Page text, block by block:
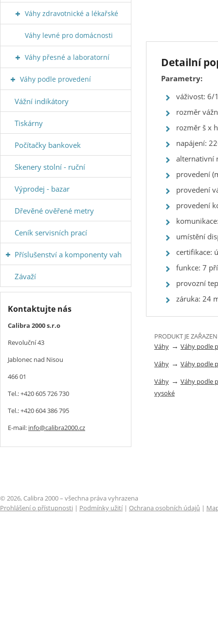
Detailní
Parametry:
váživost: 6/
rozměr
rozměr š x
napájení:
alternativní
provedení
provedení
provedení
umístění
certifikace:
funkce: 7
provozní
záruka: 24
PRODUKT JE
Váhy → Váhy podle
Váhy → Váhy podle
Váhy → Váhy podle
vysoké
Váhy zdravotnické a lékařské
Váhy levné pro domácnosti
Váhy přesné a laboratorní
Váhy podle provedení
Vážní indikátory
Tiskárny
Počítačky bankovek
Skenery stolní - ruční
Výprodej - bazar
Dřevěné ověřené metry
Ceník servisních prací
Příslušenství a komponenty vah
Závaží
Kontaktujte nás
Calibra 2000 s.r.o
Revoluční 43
Jablonec nad Nisou
466 01
Tel.: +420 605 726 730
Tel.: +420 604 386 795
E-mail: info@calibra2000.cz
© 2026, Calibra 2000 – všechna práva vyhrazena
Prohlášení o přístupnosti | Podmínky užití| Ochrana osobních údajů |